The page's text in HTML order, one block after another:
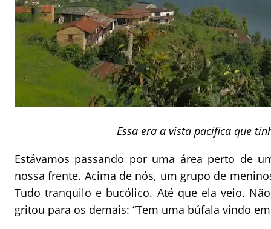
Essa era a vista pacífica que
Estávamos passando por uma área perto de
nossa frente. Acima de nós, um grupo de
Tudo tranquilo e bucólico. Até que ela veio.
gritou para os demais: “Tem uma búfala vindo